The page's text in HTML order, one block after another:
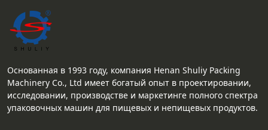
Основанная в 1993 году, компания Henan Shuliy Packing
Machinery Co., Ltd имеет богатый опыт в проектировании,
исследовании, производстве и маркетинге полного спектра
упаковочных машин для пищевых и непищевых продуктов.